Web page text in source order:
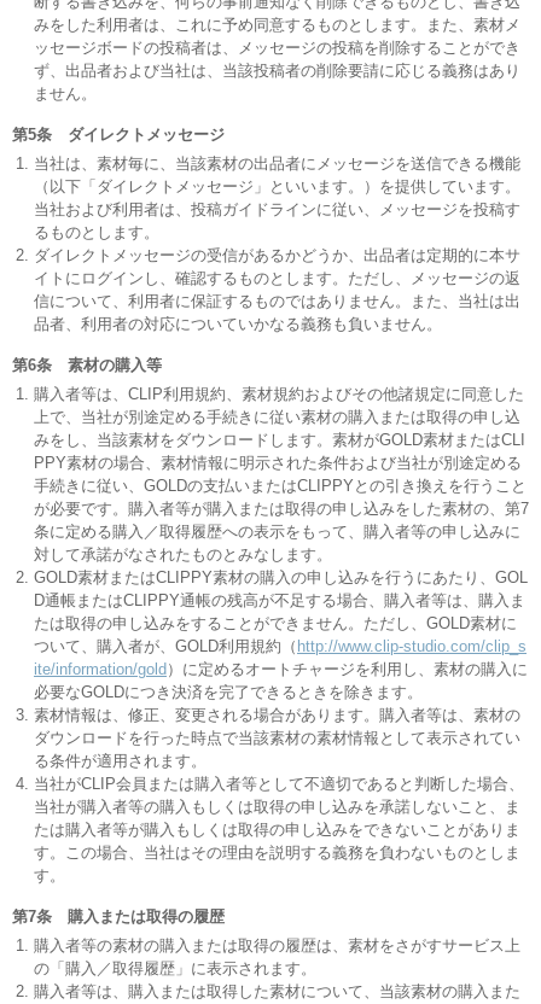
みをした利用者は、これに予め同意するものとします。また、素材メ
ッセージボードの投稿者は、メッセージの投稿を削除することができ
ず、出品者および当社は、当該投稿者の削除要請に応じる義務はあり
ません。
第5条 ダイレクトメッセージ
当社は、素材毎に、当該素材の出品者にメッセージを送信できる機能
（以下「ダイレクトメッセージ」といいます。）を提供しています。
当社および利用者は、投稿ガイドラインに従い、メッセージを投稿す
るものとします。
ダイレクトメッセージの受信があるかどうか、出品者は定期的に本サ
イトにログインし、確認するものとします。ただし、メッセージの返
信について、利用者に保証するものではありません。また、当社は出
品者、利用者の対応についていかなる義務も負いません。
第6条 素材の購入等
購入者等は、CLIP利用規約、素材規約およびその他諸規定に同意した
上で、当社が別途定める手続きに従い素材の購入または取得の申し込
みをし、当該素材をダウンロードします。素材がGOLD素材またはCLI
PPY素材の場合、素材情報に明示された条件および当社が別途定める
手続きに従い、GOLDの支払いまたはCLIPPYとの引き換えを行うこと
が必要です。購入者等が購入または取得の申し込みをした素材の、第7
条に定める購入／取得履歴への表示をもって、購入者等の申し込みに
対して承諾がなされたものとみなします。
GOLD素材またはCLIPPY素材の購入の申し込みを行うにあたり、GOL
D通帳またはCLIPPY通帳の残高が不足する場合、購入者等は、購入ま
たは取得の申し込みをすることができません。ただし、GOLD素材に
ついて、購入者が、GOLD利用規約（ http://www.clip-studio.com/clip_s
ite/information/gold ）に定めるオートチャージを利用し、素材の購入に
必要なGOLDにつき決済を完了できるときを除きます。
素材情報は、修正、変更される場合があります。購入者等は、素材の
ダウンロードを行った時点で当該素材の素材情報として表示されてい
る条件が適用されます。
当社がCLIP会員または購入者等として不適切であると判断した場合、
当社が購入者等の購入もしくは取得の申し込みを承諾しないこと、ま
たは購入者等が購入もしくは取得の申し込みをできないことがありま
す。この場合、当社はその理由を説明する義務を負わないものとしま
す。
第7条 購入または取得の履歴
購入者等の素材の購入または取得の履歴は、素材をさがすサービス上
の「購入／取得履歴」に表示されます。
購入者等は、購入または取得した素材について、当該素材の購入また